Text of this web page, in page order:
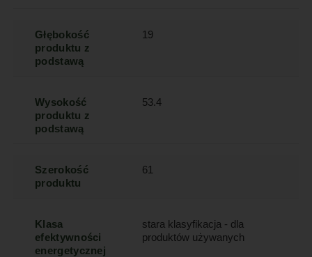
Głębokość
produktu z
podstawą
19
Wysokość
produktu z
podstawą
53.4
Szerokość
produktu
61
Klasa
efektywności
energetycznej
stara klasyfikacja - dla
produktów używanych